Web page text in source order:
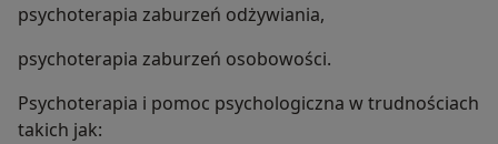
psychoterapia zaburzeń odżywiania,
psychoterapia zaburzeń osobowości.
Psychoterapia i pomoc psychologiczna w trudnościach
takich jak: